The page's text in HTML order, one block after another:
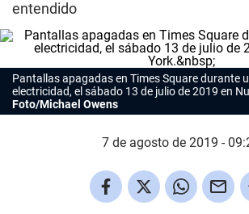
entendido
Pantallas apagadas en Times Square durante
electricidad, el sábado 13 de julio de 2019 en
Foto/Michael Owens
7 de agosto de 2019 -